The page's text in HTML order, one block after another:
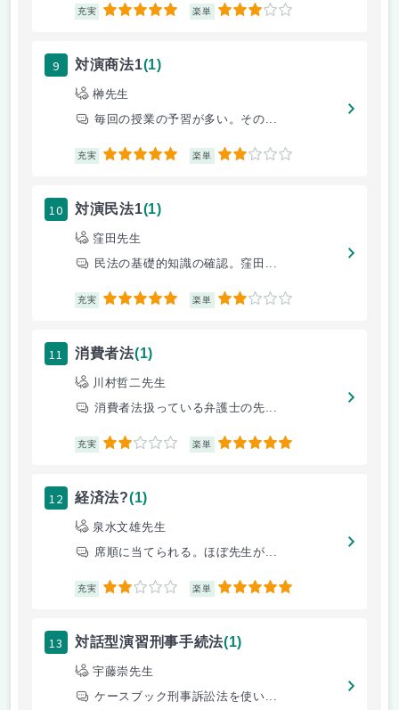
充実 5 楽単 3
9 対演商法1(1)
榊先生
毎回の授業の予習が多い。その...
充実 5 楽単 2
10 対演民法1(1)
窪田先生
民法の基礎的知識の確認。窪田...
充実 5 楽単 2
11 消費者法(1)
川村哲二先生
消費者法扱っている弁護士の先...
充実 2 楽単 5
12 経済法?(1)
泉水文雄先生
席順に当てられる。ほぼ先生が...
充実 2 楽単 5
13 対話型演習刑事手続法(1)
宇藤崇先生
ケースブック刑事訴訟法を使い...